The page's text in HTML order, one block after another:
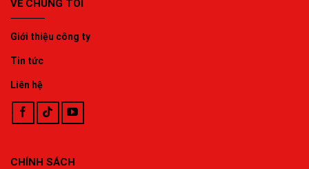
VỀ CHÚNG TÔI
Giới thiệu công ty
Tin tức
Liên hệ
CHÍNH SÁCH